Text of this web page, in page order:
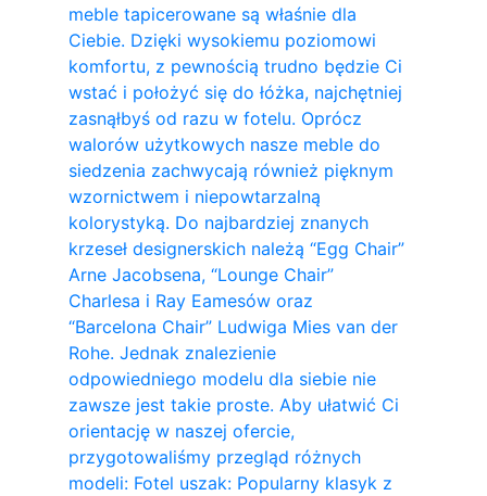
meble tapicerowane są właśnie dla
Ciebie. Dzięki wysokiemu poziomowi
komfortu, z pewnością trudno będzie Ci
wstać i położyć się do łóżka, najchętniej
zasnąłbyś od razu w fotelu. Oprócz
walorów użytkowych nasze meble do
siedzenia zachwycają również pięknym
wzornictwem i niepowtarzalną
kolorystyką. Do najbardziej znanych
krzeseł designerskich należą “Egg Chair”
Arne Jacobsena, “Lounge Chair”
Charlesa i Ray Eamesów oraz
“Barcelona Chair” Ludwiga Mies van der
Rohe. Jednak znalezienie
odpowiedniego modelu dla siebie nie
zawsze jest takie proste. Aby ułatwić Ci
orientację w naszej ofercie,
przygotowaliśmy przegląd różnych
modeli: Fotel uszak: Popularny klasyk z